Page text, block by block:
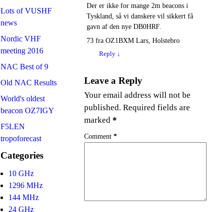
Lots of VUSHF
news
Nordic VHF
meeting 2016
NAC Best of 9
Old NAC Results
World's oldest
beacon OZ7IGY
F5LEN
tropoforecast
Categories
10 GHz
1296 MHz
144 MHz
24 GHz
Der er ikke for mange 2m beacons i
Tyskland, så vi danskere vil sikkert få
gavn af den nye DB0HRF.
73 fra OZ1BXM Lars, Holstebro
Reply ↓
Leave a Reply
Your email address will not be
published. Required fields are
marked*
Comment*